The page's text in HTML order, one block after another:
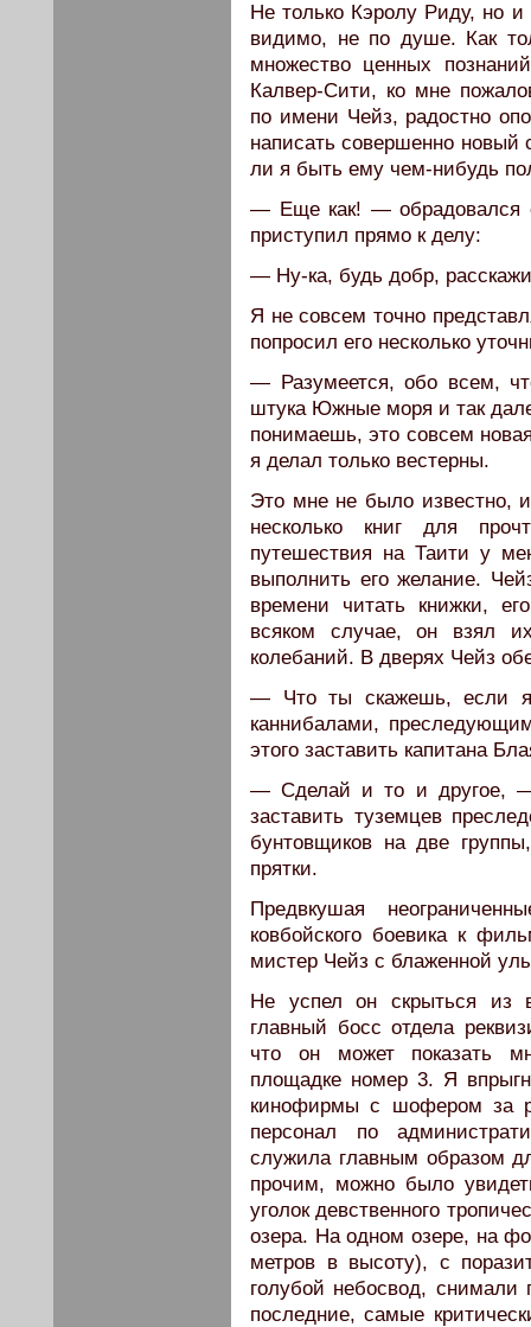
Не только Кэролу Риду, но
видимо, не по душе. Как
множество ценных
Калвер-Сити, ко мне
по имени Чейз, радостно
написать совершенно новый
ли я быть ему чем-нибудь
— Еще как! — обрадовался
приступил прямо к делу:
— Ну-ка, будь добр,
Я не совсем точно
попросил его несколько
— Разумеется, обо всем,
штука Южные моря и так
понимаешь, это совсем
я делал только вестерны.
Это мне не было известно,
несколько книг для
путешествия на Таити у
выполнить его желание.
времени читать книжки,
всяком случае, он взял
колебаний. В дверях Чейз
— Что ты скажешь, если я
каннибалами,
этого заставить капитана
— Сделай и то и другое,
заставить туземцев
бунтовщиков на две
прятки.
Предвкушая
ковбойского боевика к
мистер Чейз с блаженной
Не успел он скрыться из
главный босс отдела
что он может показать
площадке номер 3. Я
кинофирмы с шофером за
персонал по
служила главным образом
прочим, можно было
уголок девственного
озера. На одном озере, на
метров в высоту), с
голубой небосвод,
последние, самые